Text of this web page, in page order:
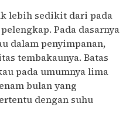
lebih sedikit dari pada
Pada dasarnya
dalam penyimpanan,
tembakaunya. Batas
pada umumnya lima
bulan yang
dengan suhu